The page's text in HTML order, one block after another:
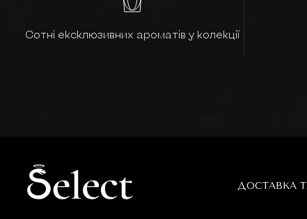
Сотні ексклюзивних ароматів у колекції
ДОСТАВКА